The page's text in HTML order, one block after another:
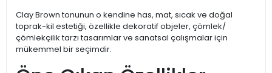
Clay Brown tonunun o kendine has, mat, sıcak ve doğal
toprak-kil estetiği, özellikle dekoratif objeler, çömlek/
çömlekçilik tarzı tasarımlar ve sanatsal çalışmalar için
mükemmel bir seçimdir.